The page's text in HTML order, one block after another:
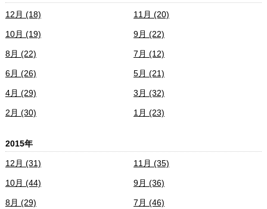
12月 (18) 11月 (20)
10月 (19) 9月 (22)
8月 (22) 7月 (12)
6月 (26) 5月 (21)
4月 (29) 3月 (32)
2月 (30) 1月 (23)
2015年
12月 (31) 11月 (35)
10月 (44) 9月 (36)
8月 (29) 7月 (46)